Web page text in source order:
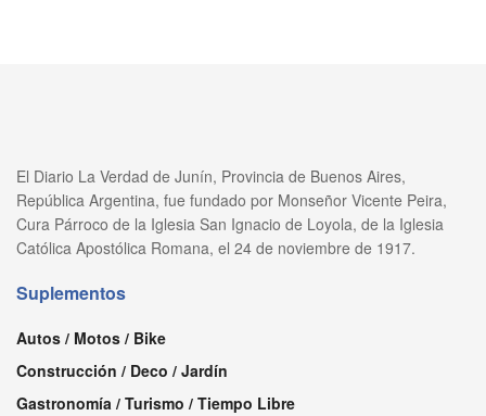
El Diario La Verdad de Junín, Provincia de Buenos Aires,
República Argentina, fue fundado por Monseñor Vicente Peira,
Cura Párroco de la Iglesia San Ignacio de Loyola, de la Iglesia
Católica Apostólica Romana, el 24 de noviembre de 1917.
Suplementos
Autos / Motos / Bike
Construcción / Deco / Jardín
Gastronomía / Turismo / Tiempo Libre